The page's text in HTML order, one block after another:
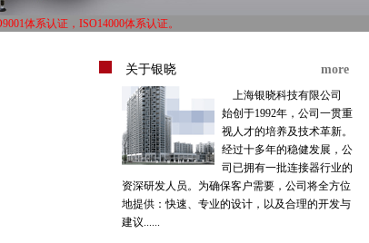
的中高档工业控制线束加工出口。
体系认证，ISO14000体系认证。
more
关于银晓
上海银晓科技有限公司
始创于1992年，公司一贯重
视人才的培养及技术革新。
经过十多年的稳健发展，公
司已拥有一批连接器行业的
资深研发人员。为确保客户需要，公司将全方位
地提供：快速、专业的设计，以及合理的开发与
建议......